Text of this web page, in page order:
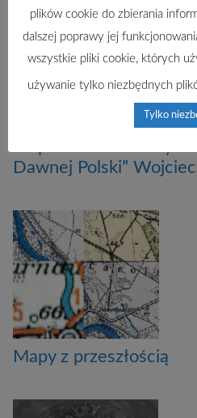
Dawnej Polski”
Mapy z przeszłością
plików cookie do zbierania
dalszej poprawy jej
wszystkie pliki cookie, których
używanie tylko niezbędnych
Tylko